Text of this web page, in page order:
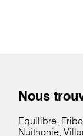
Nous
Equilibre,
Nuithonie,